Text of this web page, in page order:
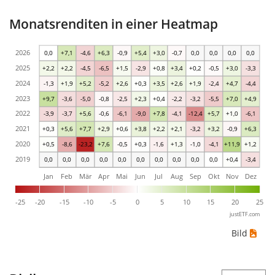
Monatsrenditen in einer Heatmap
0,0 0,0 0,0 0,0 0,0 0,0 0,0 0,0 0,0 0,0 +0,4 -3,4
+0,5 -8,6 -23,2 +7,6 -0,5 +0,3 -1,6 +1,3 -1,0 -4,1 +11,9 +1,2
+0,3 +5,6 +7,7 +2,9 +0,6 +3,8 +2,2 +2,1 -3,2 +3,2 -0,9 +6,3
-3,9 -3,7 +5,6 -0,6 -6,1 -9,0 +7,8 -4,1 -12,4 +5,7 +1,0 -6,1
+9,7 -3,6 -5,0 -0,8 -2,5 +2,3 +0,4 -2,2 -3,2 -5,5 +7,0 +4,9
-1,3 +1,9 +5,2 -5,2 +2,6 +0,3 +3,5 +2,6 +1,9 -2,4 +4,7 -4,4
+2,2 +2,2 -4,5 -6,5 +1,5 -2,9 +0,8 +3,4 +0,2 -0,5 +3,0 -3,3
0,0 +7,1 -4,6 +6,3 -0,9 +5,4 +3,0 -0,7 0,0 0,0 0,0 0,0
-25 -20 -15 -10 -5 0 5 10 15 20 25
Jan Feb Mär Apr Mai Jun Jul Aug Sep Okt Nov Dez
2019
2020
2021
2022
2023
2024
2025
2026
justETF.com
Bild